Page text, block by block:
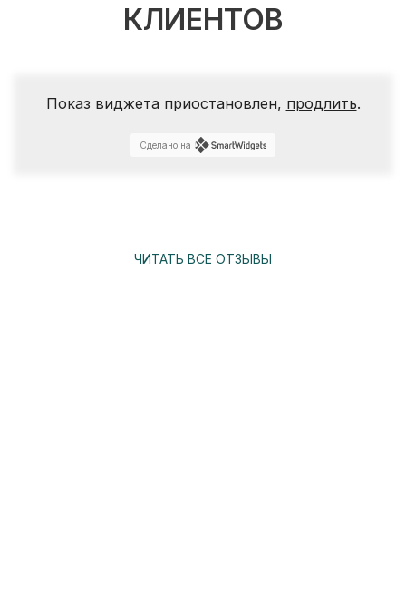
КЛИЕНТОВ
Показ виджета приостановлен, продлить.
Сделано на
ЧИТАТЬ ВСЕ ОТЗЫВЫ